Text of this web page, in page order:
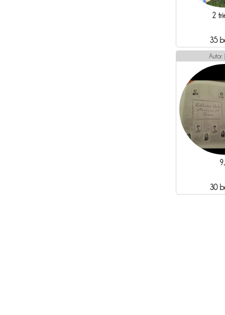
2
35
Autor:
30